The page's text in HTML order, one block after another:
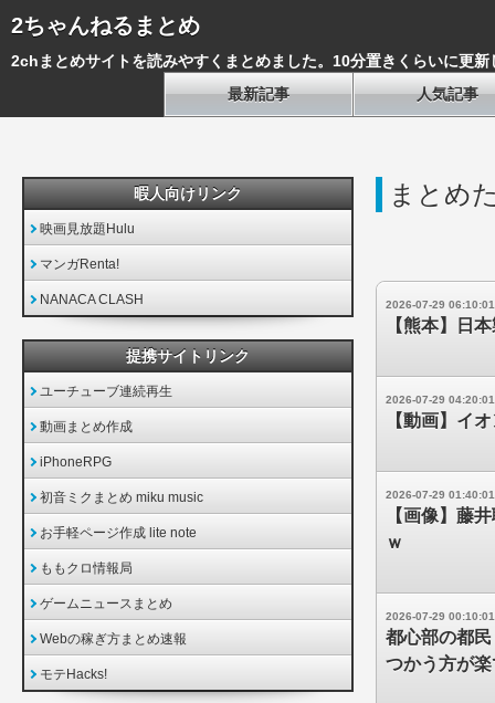
2ちゃんねるまとめ
2chまとめサイトを読みやすくまとめました。10分置きくらいに更新
最新記事
人気記事
まとめ
2026-07-29 06:10:01
【熊本】日
2026-07-29 04:20:01
【動画】イ
2026-07-29 01:40:01
【画像】藤
ｗ
2026-07-29 00:10:01
都心部の都
つかう方が
暇人向けリンク
映画見放題Hulu
マンガRenta!
NANACA CLASH
提携サイトリンク
ユーチューブ連続再生
動画まとめ作成
iPhoneRPG
初音ミクまとめ miku music
お手軽ページ作成 lite note
ももクロ情報局
ゲームニュースまとめ
Webの稼ぎ方まとめ速報
モテHacks!